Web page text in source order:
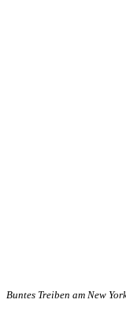
Buntes Treiben am New